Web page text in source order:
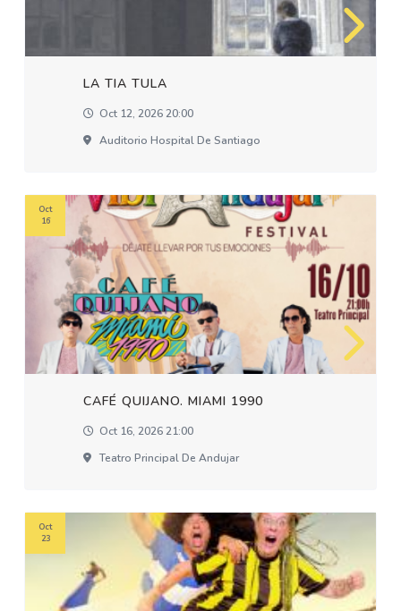
LA TIA TULA
Oct 12, 2026 20:00
Auditorio Hospital De Santiago
CAFÉ QUIJANO. MIAMI 1990
Oct 16, 2026 21:00
Teatro Principal De Andujar
Oct
16
Oct
23